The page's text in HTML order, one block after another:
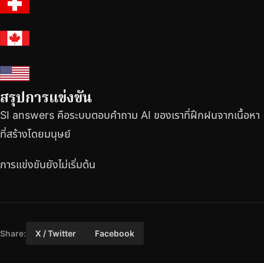
สรุปการแข่งขัน
SI answers คือระบบตอบคำถาม AI ของเราที่ฝึกฝนจากเนื้อหา
ที่สร้างโดยมนุษย์
การแข่งขันยังไม่เริ่มต้น
Share: X / Twitter Facebook